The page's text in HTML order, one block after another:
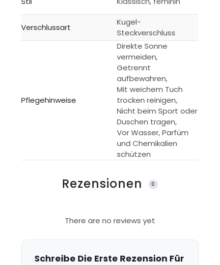
Verschlussart
Kugel-
Steckverschluss
Pflegehinweise
Direkte Sonne
vermeiden,
Getrennt
aufbewahren,
Mit weichem Tuch
trocken reinigen,
Nicht beim Sport oder
Duschen tragen,
Vor Wasser, Parfüm
und Chemikalien
schützen
Rezensionen 0
z
There are no reviews yet
Schreibe Die Erste Rezension Für